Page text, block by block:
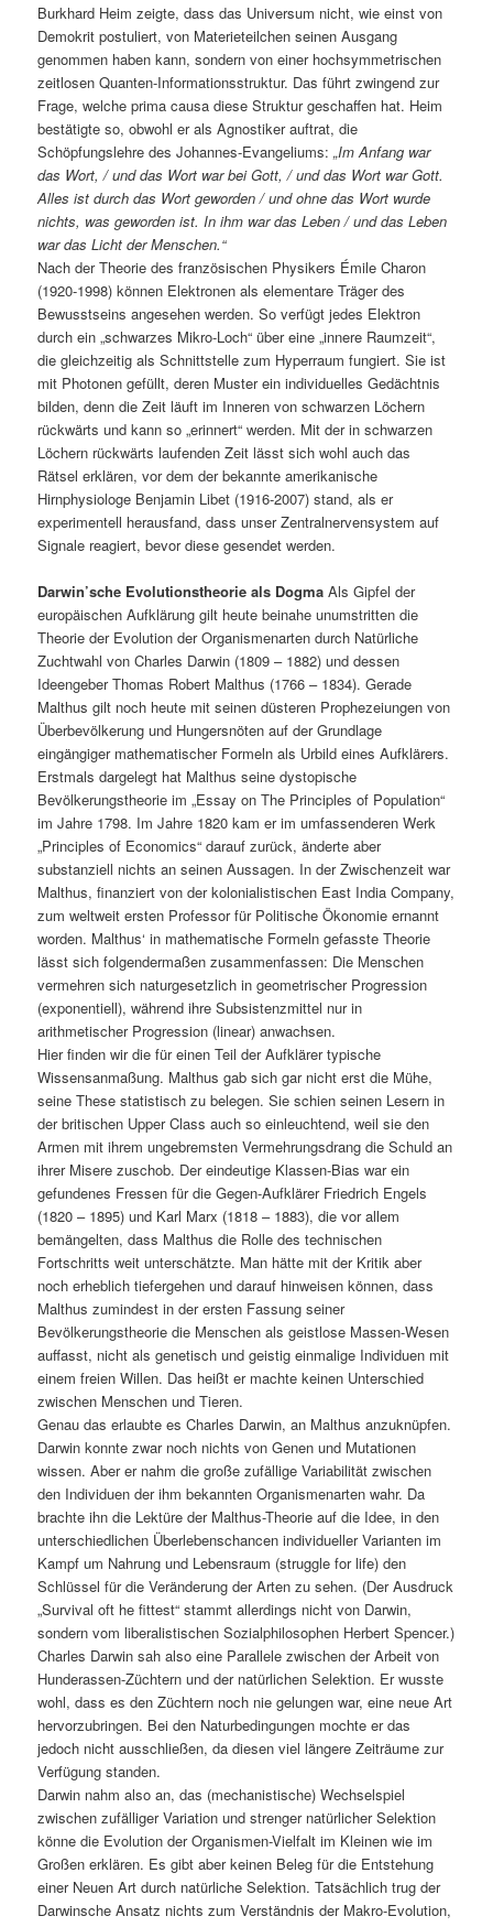
Burkhard Heim zeigte, dass das Universum nicht, wie einst von
Demokrit postuliert, von Materieteilchen seinen Ausgang
genommen haben kann, sondern von einer hochsymmetrischen
zeitlosen Quanten-Informationsstruktur. Das führt zwingend zur
Frage, welche prima causa diese Struktur geschaffen hat. Heim
bestätigte so, obwohl er als Agnostiker auftrat, die
Schöpfungslehre des Johannes-Evangeliums: „Im Anfang war
das Wort, / und das Wort war bei Gott, / und das Wort war Gott.
Alles ist durch das Wort geworden / und ohne das Wort wurde
nichts, was geworden ist. In ihm war das Leben / und das Leben
war das Licht der Menschen.“
Nach der Theorie des französischen Physikers Émile Charon
(1920-1998) können Elektronen als elementare Träger des
Bewusstseins angesehen werden. So verfügt jedes Elektron
durch ein „schwarzes Mikro-Loch“ über eine „innere Raumzeit“,
die gleichzeitig als Schnittstelle zum Hyperraum fungiert. Sie ist
mit Photonen gefüllt, deren Muster ein individuelles Gedächtnis
bilden, denn die Zeit läuft im Inneren von schwarzen Löchern
rückwärts und kann so „erinnert“ werden. Mit der in schwarzen
Löchern rückwärts laufenden Zeit lässt sich wohl auch das
Rätsel erklären, vor dem der bekannte amerikanische
Hirnphysiologe Benjamin Libet (1916-2007) stand, als er
experimentell herausfand, dass unser Zentralnervensystem auf
Signale reagiert, bevor diese gesendet werden.
Darwin’sche Evolutionstheorie als DogmaAls Gipfel der
europäischen Aufklärung gilt heute beinahe unumstritten die
Theorie der Evolution der Organismenarten durch Natürliche
Zuchtwahl von Charles Darwin (1809 – 1882) und dessen
Ideengeber Thomas Robert Malthus (1766 – 1834). Gerade
Malthus gilt noch heute mit seinen düsteren Prophezeiungen von
Überbevölkerung und Hungersnöten auf der Grundlage
eingängiger mathematischer Formeln als Urbild eines Aufklärers.
Erstmals dargelegt hat Malthus seine dystopische
Bevölkerungstheorie im „Essay on The Principles of Population“
im Jahre 1798. Im Jahre 1820 kam er im umfassenderen Werk
„Principles of Economics“ darauf zurück, änderte aber
substanziell nichts an seinen Aussagen. In der Zwischenzeit war
Malthus, finanziert von der kolonialistischen East India Company,
zum weltweit ersten Professor für Politische Ökonomie ernannt
worden. Malthus‘ in mathematische Formeln gefasste Theorie
lässt sich folgendermaßen zusammenfassen: Die Menschen
vermehren sich naturgesetzlich in geometrischer Progression
(exponentiell), während ihre Subsistenzmittel nur in
arithmetischer Progression (linear) anwachsen.
Hier finden wir die für einen Teil der Aufklärer typische
Wissensanmaßung. Malthus gab sich gar nicht erst die Mühe,
seine These statistisch zu belegen. Sie schien seinen Lesern in
der britischen Upper Class auch so einleuchtend, weil sie den
Armen mit ihrem ungebremsten Vermehrungsdrang die Schuld an
ihrer Misere zuschob. Der eindeutige Klassen-Bias war ein
gefundenes Fressen für die Gegen-Aufklärer Friedrich Engels
(1820 – 1895) und Karl Marx (1818 – 1883), die vor allem
bemängelten, dass Malthus die Rolle des technischen
Fortschritts weit unterschätzte. Man hätte mit der Kritik aber
noch erheblich tiefergehen und darauf hinweisen können, dass
Malthus zumindest in der ersten Fassung seiner
Bevölkerungstheorie die Menschen als geistlose Massen-Wesen
auffasst, nicht als genetisch und geistig einmalige Individuen mit
einem freien Willen. Das heißt er machte keinen Unterschied
zwischen Menschen und Tieren.
Genau das erlaubte es Charles Darwin, an Malthus anzuknüpfen.
Darwin konnte zwar noch nichts von Genen und Mutationen
wissen. Aber er nahm die große zufällige Variabilität zwischen
den Individuen der ihm bekannten Organismenarten wahr. Da
brachte ihn die Lektüre der Malthus-Theorie auf die Idee, in den
unterschiedlichen Überlebenschancen individueller Varianten im
Kampf um Nahrung und Lebensraum (struggle for life) den
Schlüssel für die Veränderung der Arten zu sehen. (Der Ausdruck
„Survival oft he fittest“ stammt allerdings nicht von Darwin,
sondern vom liberalistischen Sozialphilosophen Herbert Spencer.)
Charles Darwin sah also eine Parallele zwischen der Arbeit von
Hunderassen-Züchtern und der natürlichen Selektion. Er wusste
wohl, dass es den Züchtern noch nie gelungen war, eine neue Art
hervorzubringen. Bei den Naturbedingungen mochte er das
jedoch nicht ausschließen, da diesen viel längere Zeiträume zur
Verfügung standen.
Darwin nahm also an, das (mechanistische) Wechselspiel
zwischen zufälliger Variation und strenger natürlicher Selektion
könne die Evolution der Organismen-Vielfalt im Kleinen wie im
Großen erklären. Es gibt aber keinen Beleg für die Entstehung
einer Neuen Art durch natürliche Selektion. Tatsächlich trug der
Darwinsche Ansatz nichts zum Verständnis der Makro-Evolution,